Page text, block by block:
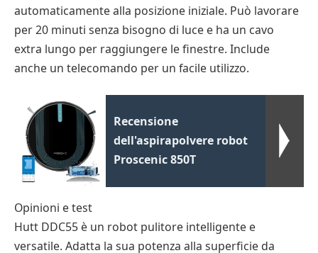
automaticamente alla posizione iniziale. Può lavorare
per 20 minuti senza bisogno di luce e ha un cavo
extra lungo per raggiungere le finestre. Include
anche un telecomando per un facile utilizzo.
Recensione
dell'aspirapolvere robot
Proscenic 850T
Opinioni e test
Hutt DDC55 è un robot pulitore intelligente e
versatile. Adatta la sua potenza alla superficie da